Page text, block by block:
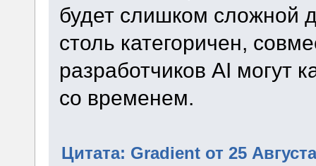
будет слишком сложной
столь категоричен,
разработчиков AI могут
со временем.
Цитата: Gradient от 25